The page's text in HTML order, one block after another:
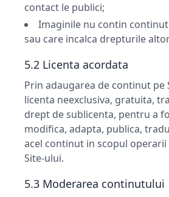
contact le publici;
Imaginile nu contin
sau care incalca drepturile
5.2 Licenta acordata
Prin adaugarea de continut pe
licenta neexclusiva, gratuita,
drept de sublicenta, pentru a
modifica, adapta, publica,
acel continut in scopul
Site-ului.
5.3 Moderarea continutului